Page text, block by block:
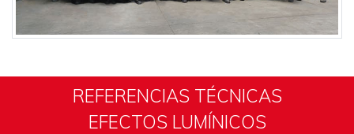
REFERENCIAS TÉCNICAS
EFECTOS LUMÍNICOS